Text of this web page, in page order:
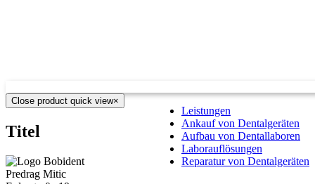
Leistungen
Ankauf von Dentalgeräten
Aufbau von Dentallaboren
Laborauflösungen
Reparatur von Dentalgeräten
Close product quick view×
Titel
Predrag Mitic